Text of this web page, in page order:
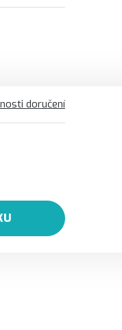
doručení